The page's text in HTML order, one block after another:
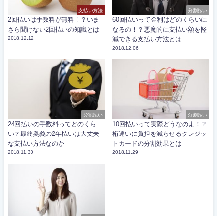
支払い方法
2回払いは手数料が無料！？いま
さら聞けない2回払いの知識とは
2018.12.12
分割払い
60回払いって金利はどのくらいに
なるの！？悪魔的に支払い額を軽
減できる支払い方法とは
2018.12.06
分割払い
24回払いの手数料ってどのくら
い？最終奥義の2年払いは大丈夫
な支払い方法なのか
2018.11.30
分割払い
10回払いって実際どうなのよ！？
桁違いに負担を減らせるクレジッ
トカードの分割効果とは
2018.11.29